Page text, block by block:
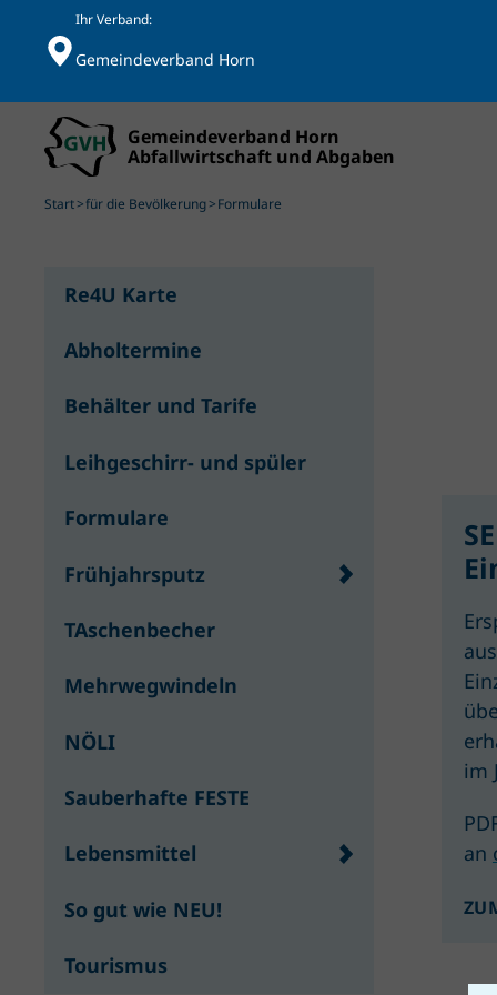
Skip to main content
Ihr Verband:
Gemeindeverband Horn
Start für die Bevölkerung Formulare
Re4U Karte
Abholtermine
Behälter und Tarife
Leihgeschirr- und spüler
Formulare
Frühjahrsputz
TAschenbecher
Mehrwegwindeln
NÖLI
Sauberhafte FESTE
Lebensmittel
So gut wie NEU!
Tourismus
im
an